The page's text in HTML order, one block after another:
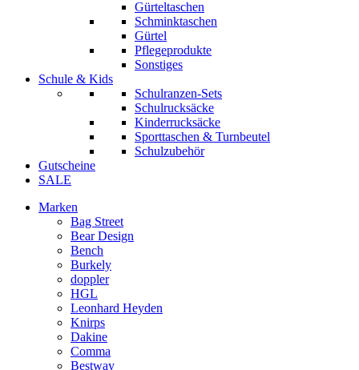
Gürteltaschen
Schminktaschen
Gürtel
Pflegeprodukte
Sonstiges
Schule & Kids
Schulranzen-Sets
Schulrucksäcke
Kinderrucksäcke
Sporttaschen & Turnbeutel
Schulzubehör
Gutscheine
SALE
Marken
Bag Street
Bear Design
Bench
Burkely
doppler
HGL
Leonhard Heyden
Knirps
Dakine
Comma
Bestway